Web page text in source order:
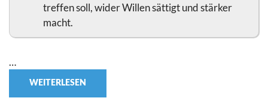
treffen soll, wider Willen sättigt und stärker
macht.
…
WEITERLESEN